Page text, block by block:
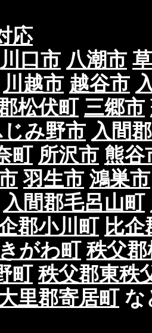
応
川口市 八潮市
川越市 越谷市
松伏町 三郷市
み野市 入間
町 所沢市 熊谷
羽生市 鴻巣市
入間郡毛呂山町
郡小川町 比
がわ町 秩父
町 秩父郡東秩
里郡寄居町な